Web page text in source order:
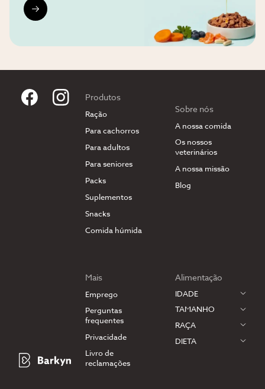
Produtos
Ração
Para cachorros
Para adultos
Para seniores
Packs
Suplementos
Snacks
Comida húmida
Sobre nós
A nossa comida
Os nossos
veterinários
A nossa missão
Blog
Mais
Emprego
Perguntas
frequentes
Privacidade
Livro de
reclamações
Alimentação
IDADE
TAMANHO
RAÇA
DIETA